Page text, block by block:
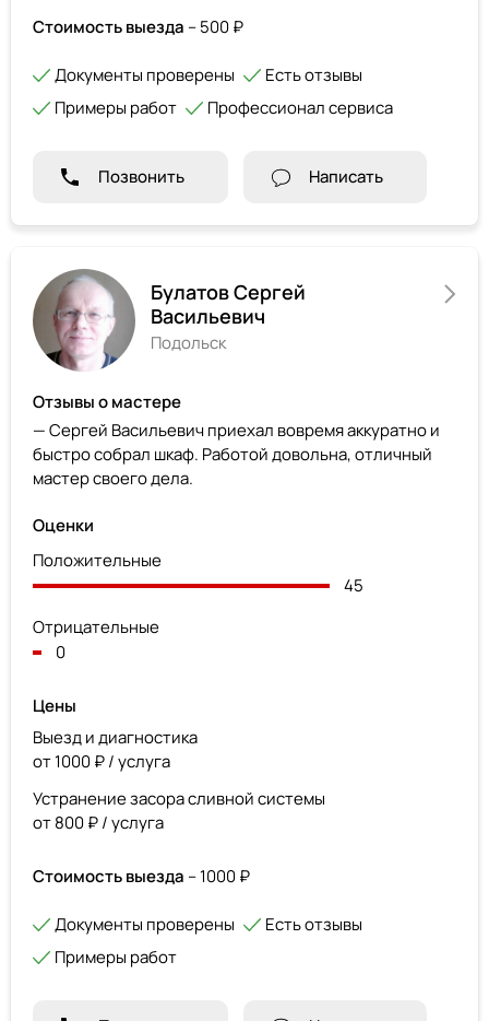
Стоимость выезда – 500 ₽
Документы проверены
Есть отзывы
Примеры работ
Профессионал сервиса
Позвонить Написать
Булатов Сергей
Васильевич
Подольск
Отзывы о мастере
— Сергей Васильевич приехал вовремя аккуратно и
быстро собрал шкаф. Работой довольна, отличный
мастер своего дела.
Оценки
Положительные
45
Отрицательные
0
Цены
Выезд и диагностика
от 1000 ₽ / услуга
Устранение засора сливной системы
от 800 ₽ / услуга
Стоимость выезда – 1000 ₽
Документы проверены
Есть отзывы
Примеры работ